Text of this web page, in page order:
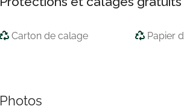
Carton de calage Papier
Photos